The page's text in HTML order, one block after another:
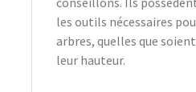
les outils nécessaires
arbres, quelles que
leur hauteur.